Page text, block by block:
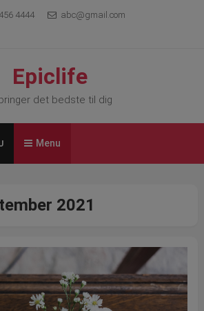
4444 abc@gmail.com
Epiclife
det bedste til dig
Menu
2021